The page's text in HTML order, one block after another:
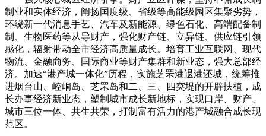
制业和实体经济，阐扬国度级、省级等高能级园区集聚劣势，
环绕新一代消息手艺、汽车及新能源、绿色石化、高端配备制
制、生物医药等从导财产，强化财产链、立异链、供应链引领
感化，辐射带动全市经济高质量成长。培育工业互联网、现代
物流、金融商务、国际商业等财产集群和新业态，强大总部经
济。加速“港产城一体化”历程，实施芝罘港退港还城，统筹推
进烟台山、崆峒岛、芝罘岛和二、三、四突堤的开辟扶植，成
长办事经济新业态，塑制城市成长新地标，实现口岸、财产、
城市三位一体、共生共荣，打制富有活力的港产城融合成长现
范区。